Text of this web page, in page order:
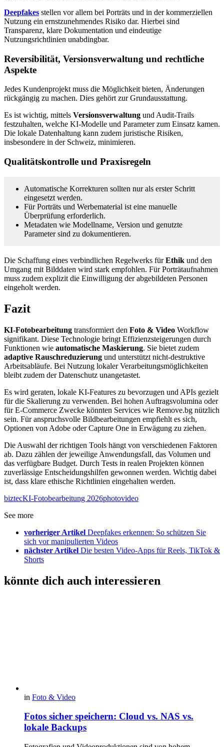
Deepfakes stellen vor allem bei Porträts und in der kommerziellen
Nutzung ein ernstzunehmendes Risiko dar. Hierbei sind
Transparenz, klare Dokumentation und eindeutige
Nutzungsrichtlinien unabdingbar.
Reversibilität, Versionsverwaltung und rechtliche
Aspekte
Jedes Kundenprojekt muss die Möglichkeit bieten, Änderungen
rückgängig zu machen. Dies gehört zur Grundausstattung.
Es ist wichtig, mittels Versionsverwaltung und Audit‑Trails
festzuhalten, welche KI-Modelle und Parameter zum Einsatz kamen.
Die lokale Datenhaltung kann zudem juristische Risiken,
insbesondere in der Schweiz, minimieren.
Qualitätskontrolle und Praxisregeln
Automatische Korrekturen sollten nur als erster Schritt
eingesetzt werden.
Für Porträts und Werbematerial ist eine manuelle
Überprüfung erforderlich.
Metadaten wie Modellname, Version und genutzte
Parameter sind zu dokumentieren.
Die Schaffung eines verbindlichen Regelwerks fürEthik und den
Umgang mit Bilddaten wird stark empfohlen. Für Porträtaufnahmen
muss zudem explizit die Einwilligung der abgebildeten Personen
eingeholt werden.
Fazit
KI-Fotobearbeitung transformiert den Foto & Video Workflow
signifikant. Diese Technologie bringt Effizienzsteigerungen durch
Funktionen wie automatische Maskierung. Sie bietet zudem
adaptive Rauschreduzierung und unterstützt nicht-destruktive
Arbeitsabläufe. Bei Nutzung lokaler Verarbeitungsmöglichkeiten
bleibt zudem der Datenschutz unangetastet.
Es wird geraten, lokale KI-Features zu bevorzugen und APIs gezielt
für die Skalierung zu verwenden. Bei hohen Auftragsvolumina oder
für E‑Commerce Zwecke könnten Services wie Remove.bg nützlich
sein. Für anspruchsvolle Bildbearbeitungen empfiehlt es sich,
Optionen von Adobe oder Capture One in Erwägung zu ziehen.
Die Auswahl der richtigen Tools hängt von verschiedenen Faktoren
ab. Dazu zählen der jeweilige Anwendungsfall, das Volumen und
das verfügbare Budget. Durch Tests in realen Projekten können
zuverlässige Entscheidungshilfen gewonnen werden. Wichtig dabei
ist, dass klare ethische Richtlinien eingehalten werden.
biztecKI-Fotobearbeitung 2026photovideo
See more
vorheriger Artikel Deepfakes erkennen: So schützen Sie
sich vor manipulierten Videos
nächster Artikel Die besten Video-Apps für Reels, TikTok &
Shorts
könnte dich auch interessieren
in Foto & Video
Fotos sicher speichern: Cloud vs. NAS vs.
lokale Backups